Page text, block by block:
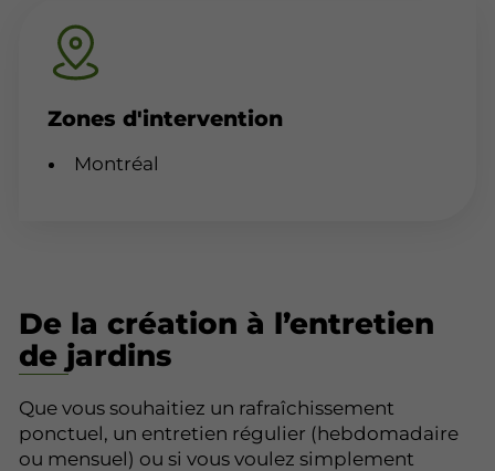
Zones d'intervention
Montréal
De la création à l’entretien
de jardins
Que vous souhaitiez un rafraîchissement
ponctuel, un entretien régulier (hebdomadaire
ou mensuel) ou si vous voulez simplement